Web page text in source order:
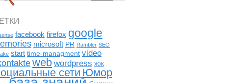
facebook firefox google
microsoft PR Rambler SEO
start time-managment video
web wordpress ЖЖ
сети Юмор